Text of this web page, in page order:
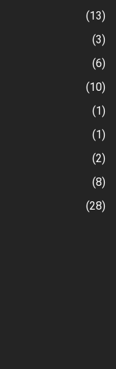
(13)
(3)
(6)
(10)
(1)
(1)
(2)
(8)
(28)